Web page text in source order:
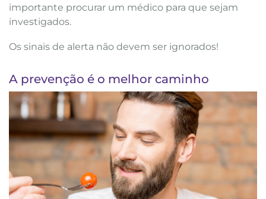
importante procurar um médico para que sejam
investigados.
Os sinais de alerta não devem ser ignorados!
A prevenção é o melhor caminho